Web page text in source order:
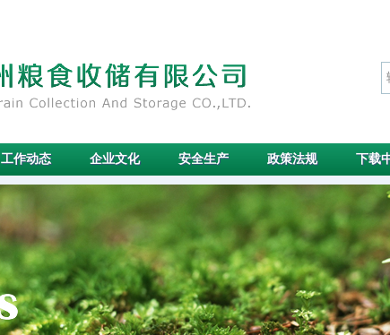
工作动态 企业文化 安全生产 政策法规 下载